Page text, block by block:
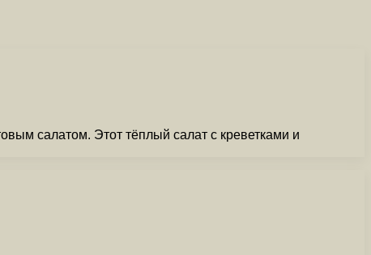
салатом. Этот тёплый салат с креветками и